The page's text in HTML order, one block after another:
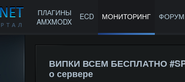
ПЛАГИНЫ
AMXMODX
ECD МОНИТОРИНГ ФОРУМ
ВИПКИ ВСЕМ БЕСПЛАТНО
о сервере